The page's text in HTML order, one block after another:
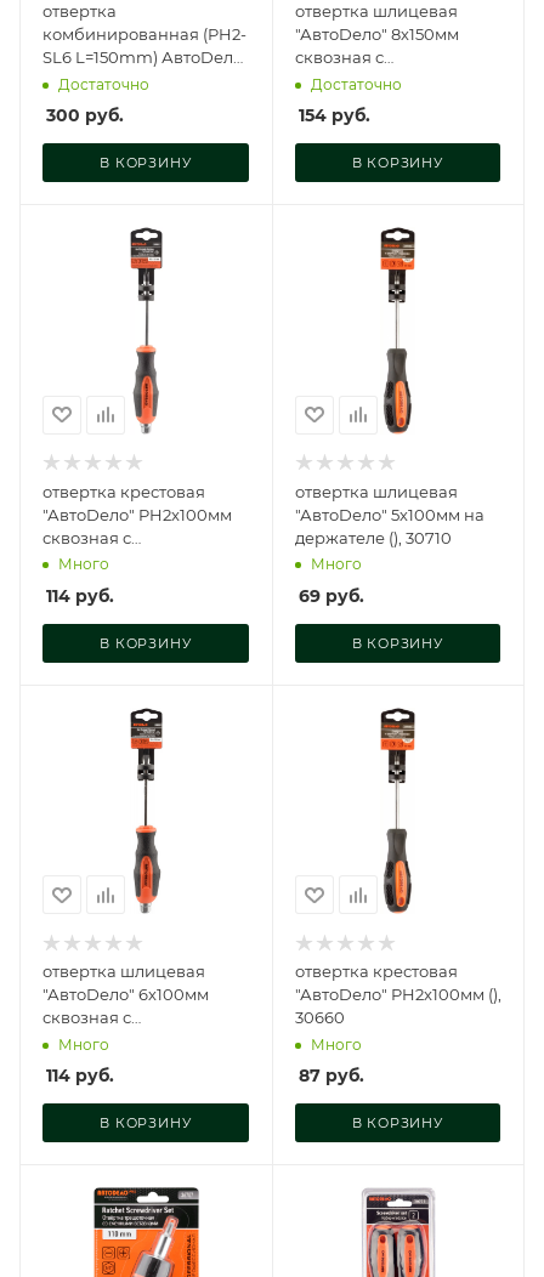
отвертка
комбинированная (PH2-
SL6 L=150mm) АвтоDело
PRO (), 39572
Достаточно
300 руб.
В КОРЗИНУ
отвертка шлицевая
"АвтоDело" 8х150мм
сквозная с
шестигранником под
ключ, 30852
Достаточно
154руб.
В КОРЗИНУ
отвертка крестовая
"АвтоDело" PH2x100мм
сквозная с
шестигранником под
ключ, 30861
Много
114 руб.
В КОРЗИНУ
отвертка шлицевая
"АвтоDело" 5х100мм на
держателе (), 30710
Много
69руб.
В КОРЗИНУ
отвертка шлицевая
"АвтоDело" 6х100мм
сквозная с
шестигранником под
ключ, 30851
Много
114 руб.
В КОРЗИНУ
отвертка крестовая
"АвтоDело" PH2x100мм (),
30660
Много
87руб.
В КОРЗИНУ